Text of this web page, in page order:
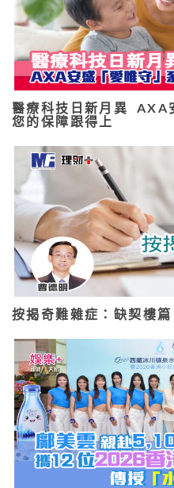
醫療科技日新月異 AXA
您的保障跟得上
按揭奇難雜症：缺契樓篇